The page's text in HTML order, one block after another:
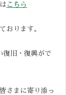
こちら
おります。
復旧・復興がで
さまに寄り添っ